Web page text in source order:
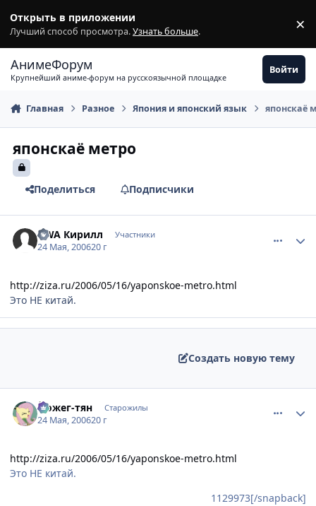
Открыть в приложении
Лучший способ просмотра.Узнать больше. ×
АнимеФорум
Крупнейший аниме-форум на русскоязычной площадке
Войти
Главная Разное Япония и японский язык японскаё
японскаё метро
Поделиться Подписчики
DWA Кирилл Участники
24 Мая, 200620 г
http://ziza.ru/2006/05/16/yaponskoe-metro.html
Это НЕ китай.
Создать новую тему
Йожег-тян Старожилы
24 Мая, 200620 г
http://ziza.ru/2006/05/16/yaponskoe-metro.html
Это НЕ китай.
1129973[/snapback]